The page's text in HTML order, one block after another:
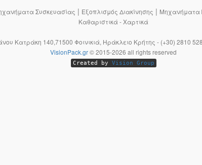
Συσκευασίας | Εξοπλισμός Διακίνησης | Μηχανήματα
Καθαριστικά - Χαρτικά
Κατράκη 140,71500 Φοινικιά, Ηράκλειο Κρήτης - (+30) 2810
VisionPack.gr©2015-2026 all rights reserved
Created by Vision Group